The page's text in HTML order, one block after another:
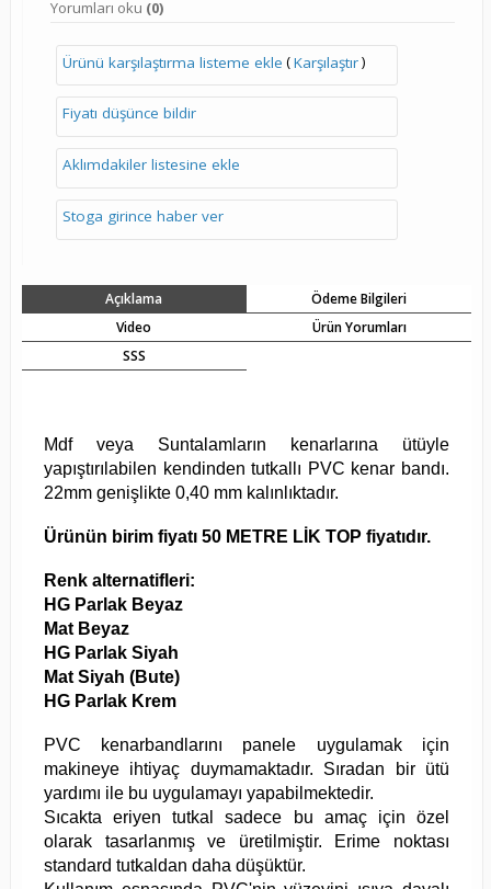
Yorumları oku (0)
Ürünü karşılaştırma listeme ekle (Karşılaştır)
Fiyatı düşünce bildir
Aklımdakiler listesine ekle
Stoga girince haber ver
Açıklama
Ödeme Bilgileri
Video
Ürün Yorumları
SSS
Mdf veya Suntalamların kenarlarına ütüyle
yapıştırılabilen kendinden tutkallı PVC kenar bandı.
22mm genişlikte 0,40 mm kalınlıktadır.
Ürünün birim fiyatı 50 METRE LİK TOP fiyatıdır.
Renk alternatifleri:
HG Parlak Beyaz
Mat Beyaz
HG Parlak Siyah
Mat Siyah (Bute)
HG Parlak Krem
PVC kenarbandlarını panele uygulamak için
makineye ihtiyaç duymamaktadır. Sıradan bir ütü
yardımı ile bu uygulamayı yapabilmektedir.
Sıcakta eriyen tutkal sadece bu amaç için özel
olarak tasarlanmış ve üretilmiştir. Erime noktası
standard tutkaldan daha düşüktür.